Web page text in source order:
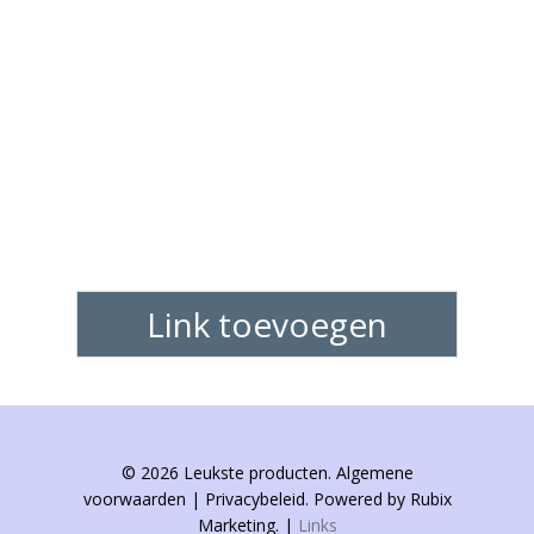
Link toevoegen
© 2026 Leukste producten. Algemene
voorwaarden | Privacybeleid. Powered by Rubix
Marketing. | Links